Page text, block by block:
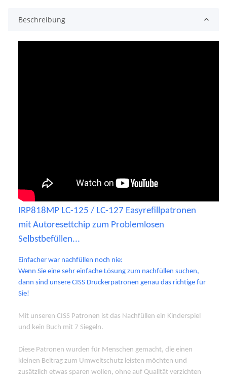
Beschreibung
IRP818MP LC-125 / LC-127 Easyrefillpatronen
mit Autoresettchip zum Problemlosen
Selbstbefüllen...
Einfacher war nachfüllen noch nie:
Wenn Sie eine sehr einfache Lösung zum nachfüllen suchen,
dann sind unsere CISS Druckerpatronen genau das richtige für
Sie!
Mit unseren CISS Patronen ist das Nachfüllen ein Kinderspiel
und kein Buch mit 7 Siegeln.
Diese Patronen wurden für Menschen gemacht, die einen
kleinen Beitrag zum Umweltschutz leisten möchten und
zusätzlich etwas sparen wollen, ohne auf Qualität verzichten